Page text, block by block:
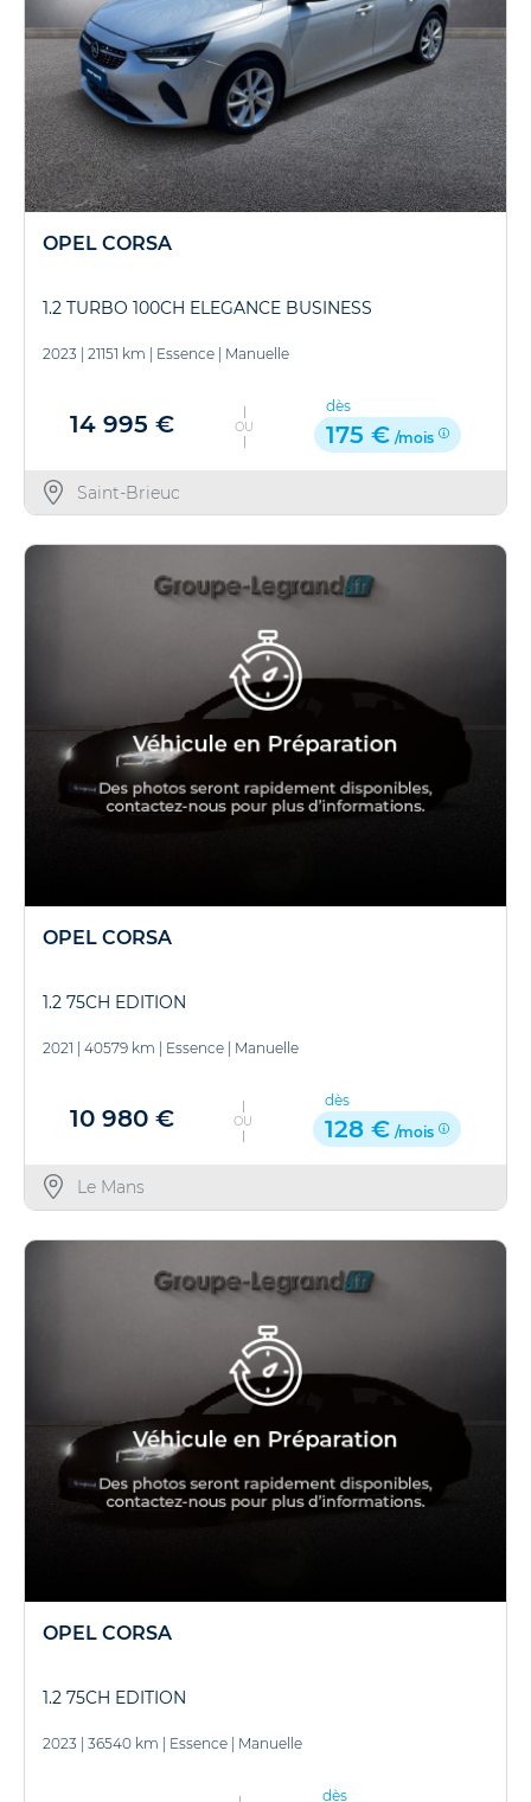
OPEL CORSA
1.2 TURBO 100CH ELEGANCE BUSINESS
2023 | 21151 km | Essence | Manuelle
14 995 € OU
dès
175 € /mois
Saint-Brieuc
OPEL CORSA
1.2 75CH EDITION
2021 40579 km Essence Manuelle
10 980 € OU
dès
128 € /mois
Le Mans
OPEL CORSA
1.2 75CH EDITION
2023 | 36540 km | Essence | Manuelle
dès